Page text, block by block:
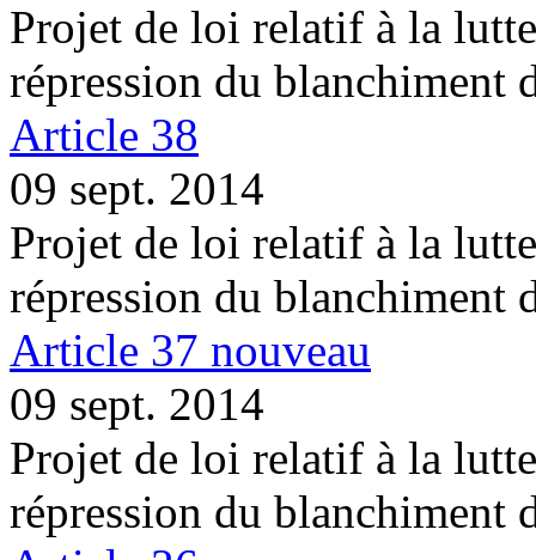
Projet de loi relatif à la
répression du blanchiment
Article 38
09 sept. 2014
Projet de loi relatif à la
répression du blanchiment
Article 37 nouveau
09 sept. 2014
Projet de loi relatif à la
répression du blanchiment